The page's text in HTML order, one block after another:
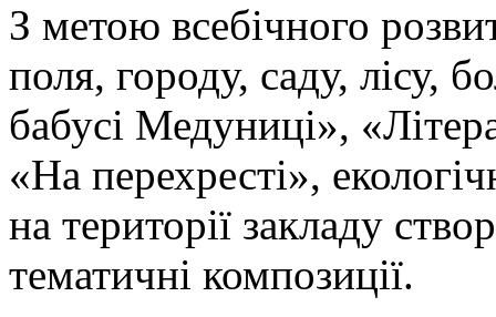
З метою всебічного
поля, городу, саду, лісу,
бабусі Медуниці»,
«На перехресті»,
на території закладу
тематичні композиції.